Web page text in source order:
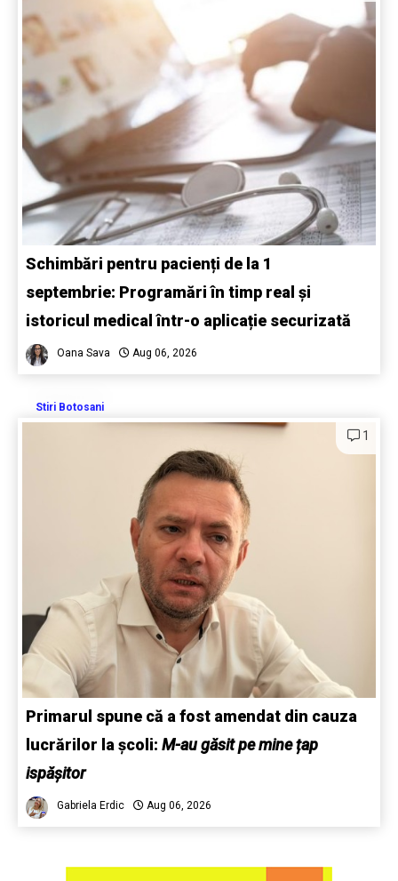
Schimbări pentru pacienți de la 1
septembrie: Programări în timp real și
istoricul medical într-o aplicație securizată
Oana Sava Aug 06, 2026
Stiri Botosani
1
Primarul spune că a fost amendat din cauza
lucrărilor la școli: M-au găsit pe mine țap
ispășitor
Gabriela Erdic Aug 06, 2026